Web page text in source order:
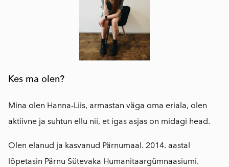
Kes ma olen?
Mina olen Hanna-Liis, armastan väga oma eriala, olen
aktiivne ja suhtun ellu nii, et igas asjas on midagi head.
Olen elanud ja kasvanud Pärnumaal. 2014. aastal
lõpetasin Pärnu Sütevaka Humanitaargümnaasiumi.